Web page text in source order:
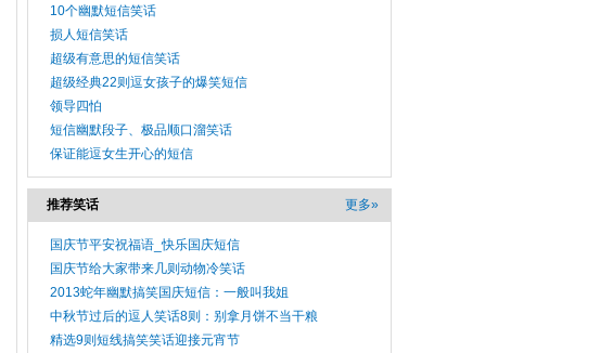
10个幽默短信笑话
损人短信笑话
超级有意思的短信笑话
超级经典22则逗女孩子的爆笑短信
领导四怕
短信幽默段子、极品顺口溜笑话
保证能逗女生开心的短信
更多»
推荐笑话
国庆节平安祝福语_快乐国庆短信
国庆节给大家带来几则动物冷笑话
2013蛇年幽默搞笑国庆短信：一般叫我姐
中秋节过后的逗人笑话8则：别拿月饼不当干粮
精选9则短线搞笑笑话迎接元宵节